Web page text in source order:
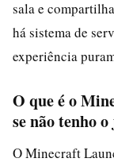
sala e
há sistema de
experiência
O que é o
se não tenho o
O Minecraft